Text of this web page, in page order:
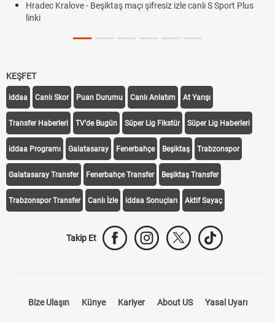
Hradec Kralove - Beşiktaş maçı şifresiz izle canlı S Sport Plus
linki
KEŞFET
iddaa Canlı Skor Puan Durumu Canlı Anlatım At Yarışı
Transfer Haberleri TV'de Bugün Süper Lig Fikstür Süper Lig Haberleri
iddaa Programı Galatasaray Fenerbahçe Beşiktaş Trabzonspor
Galatasaray Transfer Fenerbahçe Transfer Beşiktaş Transfer
Trabzonspor Transfer Canlı İzle iddaa Sonuçları Aktif Sayaç
Takip Et
Bize Ulaşın Künye Kariyer About US Yasal Uyarı